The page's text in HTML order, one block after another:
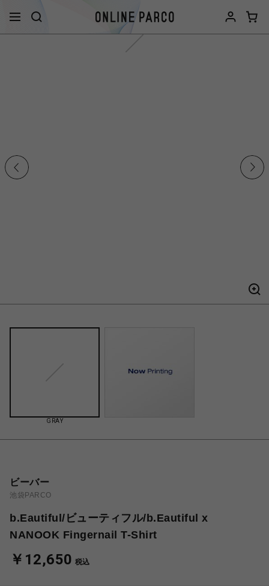
GRAY
ビーバー
池袋PARCO
b.Eautiful/ビューティフル/b.Eautiful x
NANOOK Fingernail T-Shirt
￥12,650 税込